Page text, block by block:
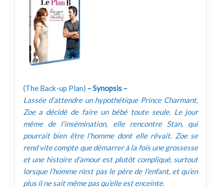
(The Back-up Plan) – Synopsis –
Lassée d’attendre un hypothétique Prince Charmant,
Zoe a décidé de faire un bébé toute seule. Le jour
même de l’insémination, elle rencontre Stan, qui
pourrait bien être l’homme dont elle rêvait. Zoe se
rend vite compte que démarrer à la fois une grossesse
et une histoire d’amour est plutôt compliqué, surtout
lorsque l’homme n’est pas le père de l’enfant, et qu’en
plus il ne sait même pas qu’elle est enceinte.